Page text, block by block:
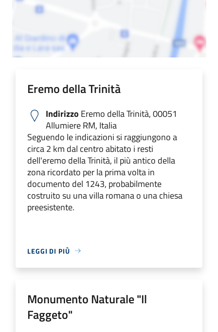
Eremo della Trinità
Indirizzo Eremo della Trinità, 00051
Allumiere RM, Italia
Seguendo le indicazioni si raggiungono a
circa 2 km dal centro abitato i resti
dell'eremo della Trinità, il più antico della
zona ricordato per la prima volta in
documento del 1243, probabilmente
costruito su una villa romana o una chiesa
preesistente.
LEGGI DI PIÙ
Monumento Naturale "Il
Faggeto"